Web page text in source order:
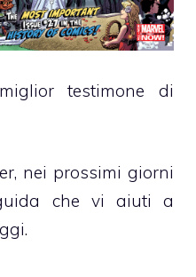
testimone di
nei prossimi giorni
che vi aiuti a